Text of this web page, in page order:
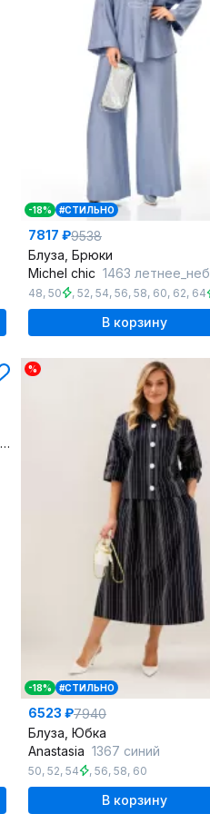
-18% #СТИЛЬНО
7817 ₽9538
Блуза, Брюки
Michel chic 1463
48, 50 , 52, 54, 56, 58, 60, 62, 64
В корзину
%
-18% #СТИЛЬНО
6523 ₽7940
Блуза, Юбка
Anastasia 1367 синий
50, 52, 54 , 56, 58, 60
В корзину